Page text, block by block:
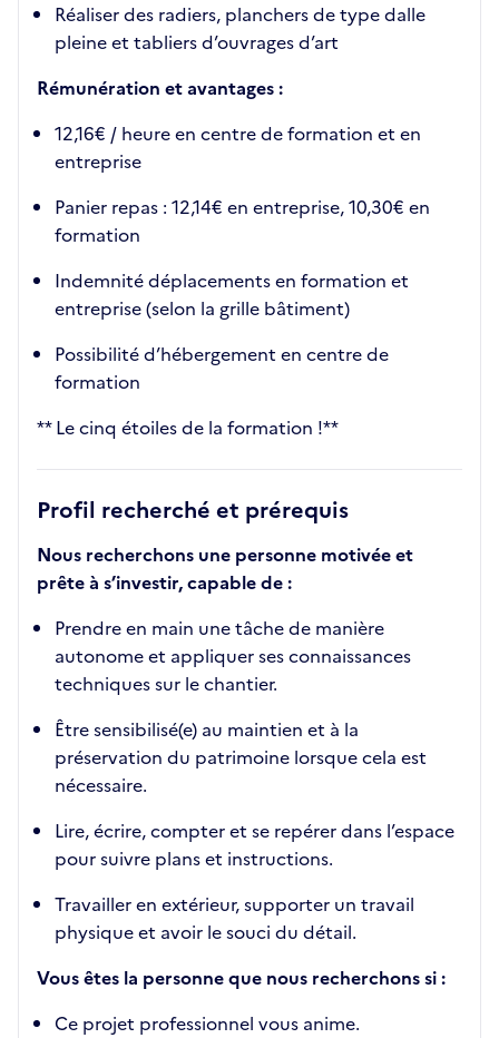
Réaliser des radiers, planchers de type dalle
pleine et tabliers d’ouvrages d’art
Rémunération et avantages :
12,16€ / heure en centre de formation et en
entreprise
Panier repas : 12,14€ en entreprise, 10,30€ en
formation
Indemnité déplacements en formation et
entreprise (selon la grille bâtiment)
Possibilité d’hébergement en centre de
formation
** Le cinq étoiles de la formation !**
Profil recherché et prérequis
Nous recherchons une personne motivée et
prête à s’investir, capable de :
Prendre en main une tâche de manière
autonome et appliquer ses connaissances
techniques sur le chantier.
Être sensibilisé(e) au maintien et à la
préservation du patrimoine lorsque cela est
nécessaire.
Lire, écrire, compter et se repérer dans l’espace
pour suivre plans et instructions.
Travailler en extérieur, supporter un travail
physique et avoir le souci du détail.
Vous êtes la personne que nous recherchons si :
Ce projet professionnel vous anime.